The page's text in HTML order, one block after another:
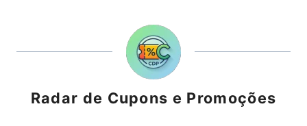
Radar de Cupons e Promoções